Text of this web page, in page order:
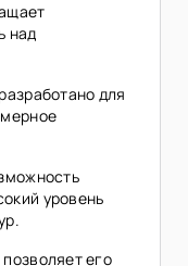
над
для
уровень
его